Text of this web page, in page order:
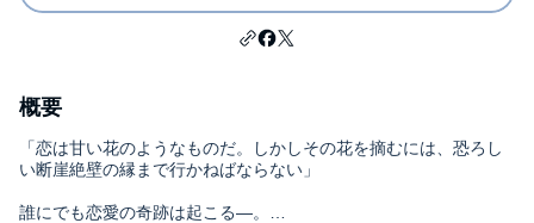
概要
「恋は甘い花のようなものだ。しかしその花を摘むには、恐ろし
い断崖絶壁の縁まで行かねばならない」
誰にでも恋愛の奇跡は起こる―。